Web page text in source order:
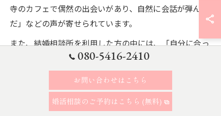
寺のカフェで偶然の出会いがあり、自然に会話が弾ん
だ」などの声が寄せられています。
また、結婚相談所を利用した方の中には、「自分に合っ
たペースで相手を紹介してもらい、無理なく活動でき
た」という体験談もあります。未経験者ならではの不安
や疑問を解消しながら、ひとつひとつの出会いを大切に
できるのが、武蔵野市で婚活を始める大きなメリットで
080-5416-2410
お問い合わせはこちら
婚活相談のご予約はこちら (無料)